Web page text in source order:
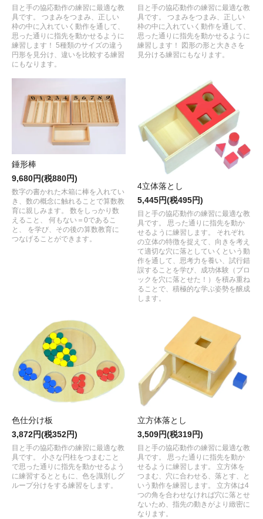
目と手の協応動作の練習に最適な教
具です。 つまみをつまみ、正しい
枠の中に入れていく動作を通して、
思った通りに指先を動かせるように
練習します！ 5種類のサイズの違う
円形を見分け、違いを比較する練習
にもなります。
目と手の協応動作の練習に最適な教
具です。 つまみをつまみ、正しい
枠の中に入れていく動作を通して、
思った通りに指先を動かせるように
練習します！ 図形の形と大きさを
見分ける練習にもなります。
錘形棒
9,680円(税880円)
数字の書かれた木箱に棒を入れてい
き、数の概念に触れることで算数教
育に親しみます。 数をしっかり数
えること、 何もない＝0であるこ
と、 を学び、その後の算数教育に
つなげることができます。
4立体落とし
5,445円(税495円)
目と手の協応動作の練習に最適な教
具です。 思った通りに指先を動か
せるように練習します。 それぞれ
の立体の特徴を捉えて、向きを考え
て適切な穴に落としていくという動
作を通して、思考力を養い、試行錯
誤することを学び、成功体験（ブロ
ックを穴に落とせた！）を積み重ね
ることで、積極的な学ぶ姿勢を醸成
します。
色仕分け板
3,872円(税352円)
目と手の協応動作の練習に最適な教
具です。 小さな円柱をつまむこと
で思った通りに指先を動かせるよう
に練習するとともに、色を識別しグ
ループ分けをする練習をします。
立方体落とし
3,509円(税319円)
目と手の協応動作の練習に最適な教
具です。 思った通りに指先を動か
せるように練習します。 立方体を
つまむ、穴に合わせる、落とす、と
いう動作を練習します。 立方体は4
つの角を合わせなければ穴に落とせ
ないため、指先の動きがより緻密に
なります。